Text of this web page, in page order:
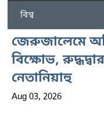
বিশ্ব
জেরুজালেমে
বিক্ষোভ,
নেতানিয়াহু
Aug 03, 2026